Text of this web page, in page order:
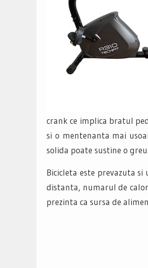
crank ce implica bratul
si o mentenanta mai
solida poate sustine o
Bicicleta este prevazuta
distanta, numarul de
prezinta ca sursa de